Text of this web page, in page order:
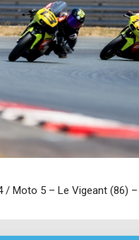
/ Moto 5 – Le Vigeant (86) –